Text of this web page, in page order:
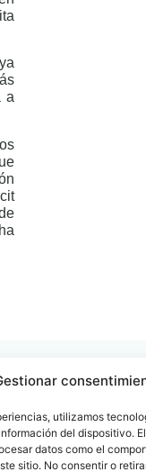
utilizamos
del dispositivo.
datos como el
sitio. No consentir o
a